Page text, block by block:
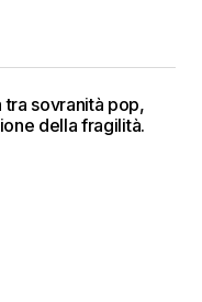
tra sovranità pop,
della fragilità.